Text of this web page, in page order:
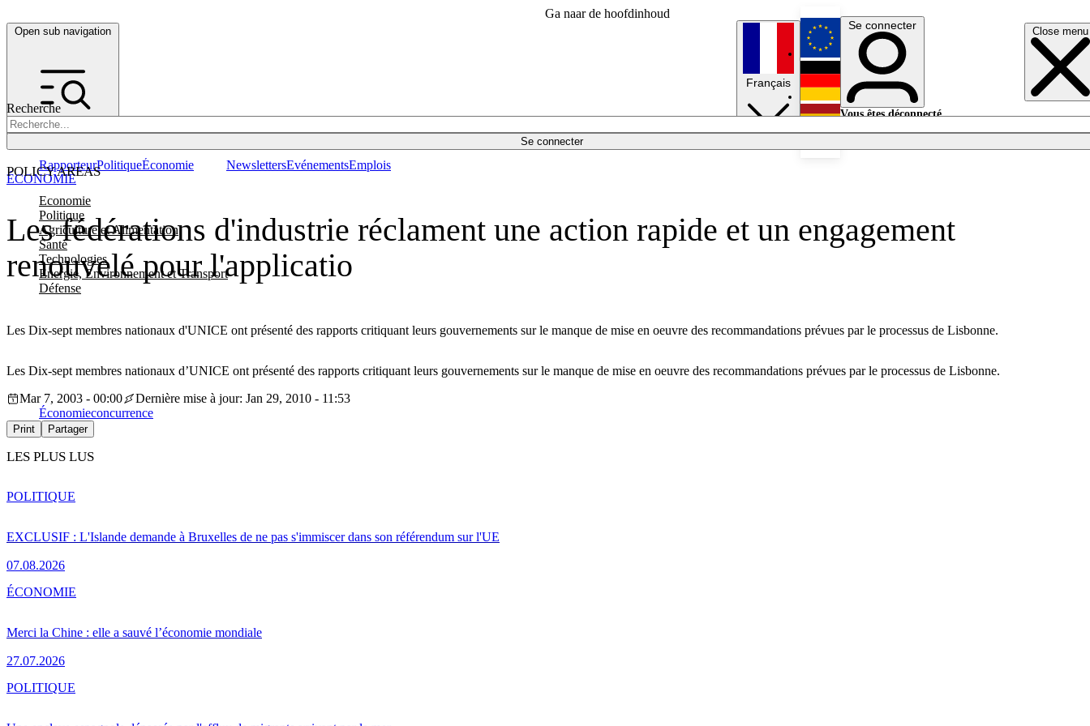
Ga naar de hoofdinhoud
Open sub navigation Close menu
Recherche
Se connecter
POLICY AREAS
Economie
Politique
Agriculture et Alimentation
Santé
Technologies
Energie, Environnement et Transport
Défense
RapporteurPolitiqueÉconomie NewslettersEvénementsEmplois
Français
English
Deutsch
Se connecter
Vous êtes déconnecté.
Les fédérations d'industrie réclament une action rapide et un engagement
renouvelé pour l'applicatio
Les Dix-sept membres nationaux d'UNICE ont présenté des rapports critiquant leurs gouvernements sur le manque de mise en oeuvre des recommandations prévues par le processus de Lisbonne.
ÉCONOMIE
Les Dix-sept membres nationaux d’UNICE ont présenté des rapports critiquant leurs gouvernements sur le manque de mise en oeuvre des recommandations prévues par le processus de Lisbonne.
Mar 7, 2003 - 00:00
Dernière mise à jour: Jan 29, 2010 - 11:53
Économieconcurrence
Print Partager
LES PLUS LUS
EXCLUSIF : L'Islande demande à Bruxelles de ne pas s'immiscer dans son référendum sur l'UE
07.08.2026
POLITIQUE
Merci la Chine : elle a sauvé l’économie mondiale
27.07.2026
ÉCONOMIE
POLITIQUE